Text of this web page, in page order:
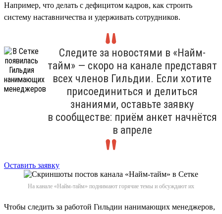
Например, что делать с дефицитом кадров, как строить
систему наставничества и удерживать сотрудников.
Следите за новостями в «Найм-
тайм» — скоро на канале представят
всех членов Гильдии. Если хотите
присоединиться и делиться
знаниями, оставьте заявку
в сообществе: приём анкет начнётся
в апреле
Оставить заявку
На канале «Найм-тайм» поднимают горячие темы и обсуждают их
Чтобы следить за работой Гильдии нанимающих менеджеров,